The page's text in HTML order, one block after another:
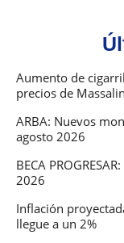
Aumento de
precios de
ARBA: Nuevos
agosto 2026
BECA
2026
Inflación
llegue a un 2%